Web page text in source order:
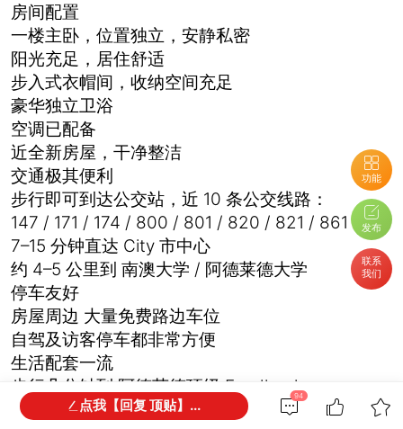
功能
发布
联系
我们
房间配置
一楼主卧，位置独立，安静私密
阳光充足，居住舒适
步入式衣帽间，收纳空间充足
豪华独立卫浴
空调已配备
近全新房屋，干净整洁
交通极其便利
步行即可到达公交站，近 10 条公交线路：
147 / 171 / 174 / 800 / 801 / 820 / 821 / 861 等
7–15 分钟直达 City 市中心
约 4–5 公里到 南澳大学 / 阿德莱德大学
停车友好
房屋周边 大量免费路边车位
自驾及访客停车都非常方便
生活配套一流
步行几分钟到 阿德莱德顶级 Foodland
Woolworths、亚洲超市
94
点我【回复 顶贴】...